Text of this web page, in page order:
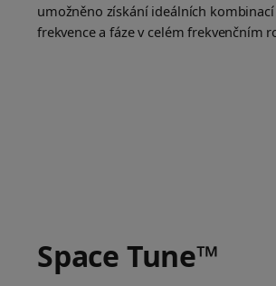
umožněno získání ideálních
frekvence a fáze v celém frekvenčním
Space Tune™